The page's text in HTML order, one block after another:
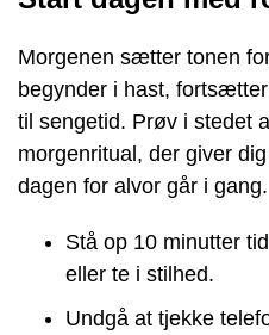
Morgenen sætter tonen
begynder i hast,
til sengetid. Prøv i stedet
morgenritual, der giver
dagen for alvor går i gang.
Stå op 10 minutter
eller te i stilhed.
Undgå at tjekke